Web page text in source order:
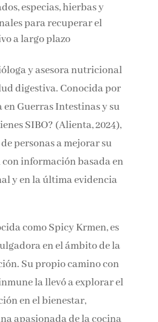
6 semanas
especias, hierbas y
a largo plazo
y asesora nutricional
digestiva. Conocida por
Guerras Intestinas y su
SIBO? (Alienta, 2024),
personas a mejorar su
información basada en
como Spicy Krmen, es
en el ámbito de la
Su propio camino con
la llevó a explorar el